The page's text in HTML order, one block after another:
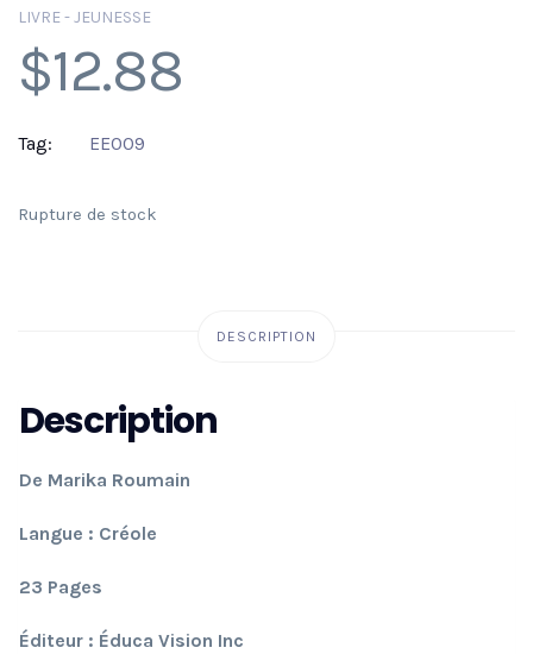
LIVRE - JEUNESSE
$12.88
Tag: EE009
Rupture de stock
DESCRIPTION
Description
De Marika Roumain
Langue : Créole
23 Pages
Éditeur : Éduca Vision Inc